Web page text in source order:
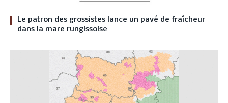
Le patron des grossistes lance un pavé de fraîcheur
dans la mare rungissoise